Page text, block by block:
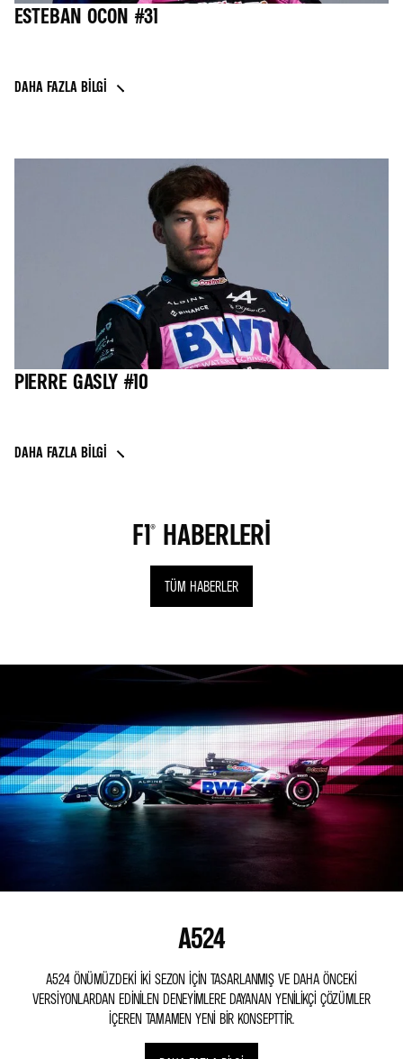
ESTEBAN OCON #31
DAHA FAZLA BILGI
PIERRE GASLY #10
DAHA FAZLA BILGI
F1® HABERLERİ
TÜM HABERLER
A524
A524 ÖNÜMÜZDEKI IKI SEZON IÇIN TASARLANMIŞ VE DAHA ÖNCEKI
VERSIYONLARDAN EDINILEN DENEYIMLERE DAYANAN YENILIKÇI ÇÖZÜMLER
IÇEREN TAMAMEN YENI BIR KONSEPTTIR.